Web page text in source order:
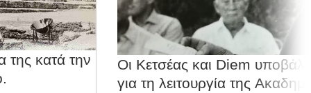
της κατά την
Oι Kετσέας και Diem
για τη λειτουργία της